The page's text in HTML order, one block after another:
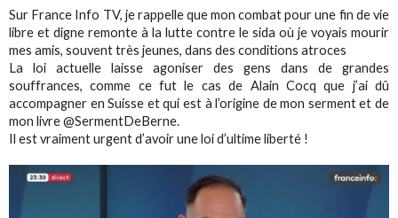
Sur France Info TV, je rappelle que mon combat pour une fin de vie
libre et digne remonte à la lutte contre le sida où je voyais mourir
mes amis, souvent très jeunes, dans des conditions atroces
La loi actuelle laisse agoniser des gens dans de grandes
souffrances, comme ce fut le cas de Alain Cocq que j’ai dû
accompagner en Suisse et qui est à l’origine de mon serment et de
mon livre @SermentDeBerne.
Il est vraiment urgent d’avoir une loi d’ultime liberté !